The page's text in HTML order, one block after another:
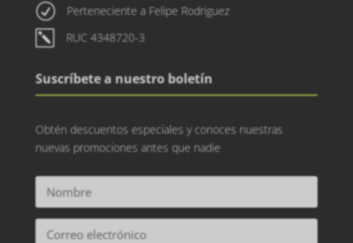
R Perteneciente a Felipe Rodriguez
k RUC 4348720-3
Suscríbete a nuestro boletín
Obtén descuentos especiales y conoces nuestras
nuevas promociones antes que nadie